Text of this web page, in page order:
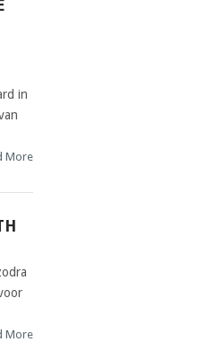
in
More
More